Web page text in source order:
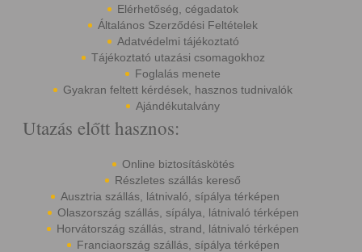
Elérhetőség, cégadatok
Általános Szerződési Feltételek
Adatvédelmi tájékoztató
Tájékoztató utazási csomagokhoz
Foglalás menete
Gyakran feltett kérdések, hasznos tudnivalók
Ajándékutalvány
Utazás előtt hasznos:
Online biztosításkötés
Részletes szállás kereső
Ausztria szállás, látnivaló, sípálya térképen
Olaszország szállás, sípálya, látnivaló térképen
Horvátország szállás, strand, látnivaló térképen
Franciaország szállás, sípálya térképen